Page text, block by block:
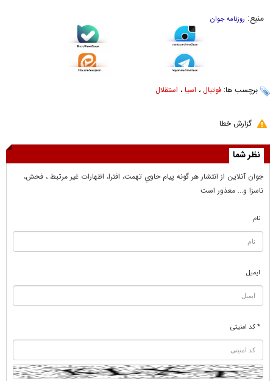
منبع: روزنامه جوان
برچسب ها: فوتبال ، اسیا ، استقلال
گزارش خطا
نظر شما
جوان آنلاين از انتشار هر گونه پيام حاوي تهمت، افترا، اظهارات غير مرتبط ، فحش،
ناسزا و... معذور است
نام
ایمیل
* کد امنیتی